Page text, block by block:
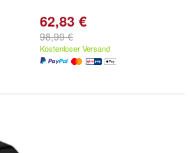
62,83 €
98,99 €
Kostenloser Versand